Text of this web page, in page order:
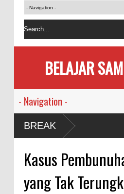
BELAJAR
BREAK
Kasus
yang Tak